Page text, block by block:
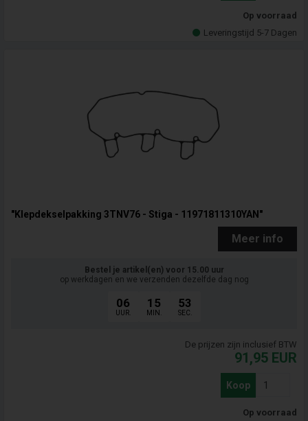
Op voorraad
Leveringstijd 5-7 Dagen
"Klepdekselpakking 3TNV76 - Stiga - 11971811310YAN"
Meer info
Bestel je artikel(en) voor 15.00 uur
op werkdagen en we verzenden dezelfde dag nog
06
UUR.
15
MIN.
52
SEC.
De prijzen zijn inclusief BTW
91,95 EUR
Koop
Op voorraad